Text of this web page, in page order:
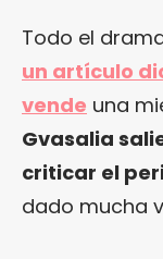
Todo el
un artículo
vende una
Gvasalia
criticar el
dado mucha